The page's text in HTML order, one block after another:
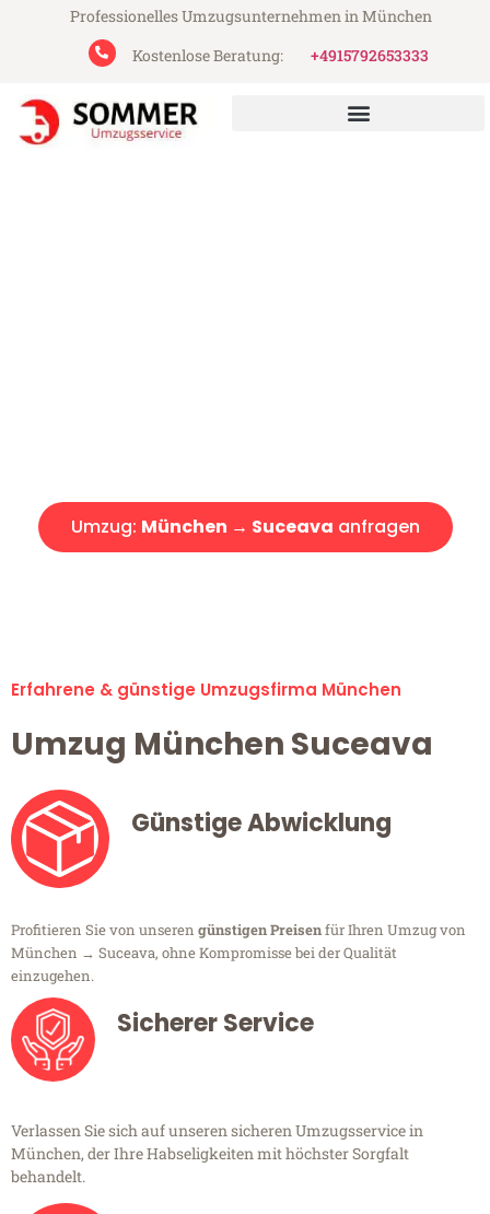
Professionelles Umzugsunternehmen in München
Kostenlose Beratung:
+4915792653333
Umzug: München → Suceava anfragen
Erfahrene & günstige Umzugsfirma München
Umzug München Suceava
Günstige Abwicklung
Profitieren Sie von unseren günstigen Preisenfür Ihren Umzug von
München → Suceava, ohne Kompromisse bei der Qualität
einzugehen.
Sicherer Service
Verlassen Sie sich auf unseren sicheren Umzugsservice in
München, der Ihre Habseligkeiten mit höchster Sorgfalt
behandelt.